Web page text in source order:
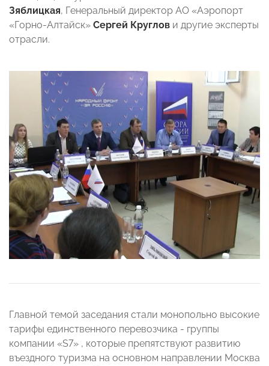
Зяблицкая, Генеральный директор АО «Аэропорт
«Горно-Алтайск» Сергей Круглов и другие эксперты
отрасли.
Главной темой заседания стали монопольно высокие
тарифы единственного перевозчика - группы
компании «S7» , которые препятствуют развитию
въездного туризма на основном направлении Москва